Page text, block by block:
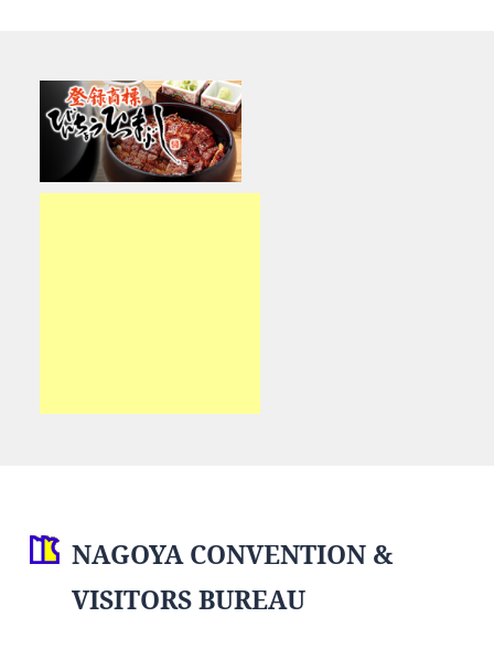
NAGOYA CONVENTION &
VISITORS BUREAU